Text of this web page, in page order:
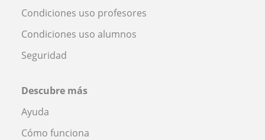
Condiciones uso profesores
Condiciones uso alumnos
Seguridad
Descubre más
Ayuda
Cómo funciona